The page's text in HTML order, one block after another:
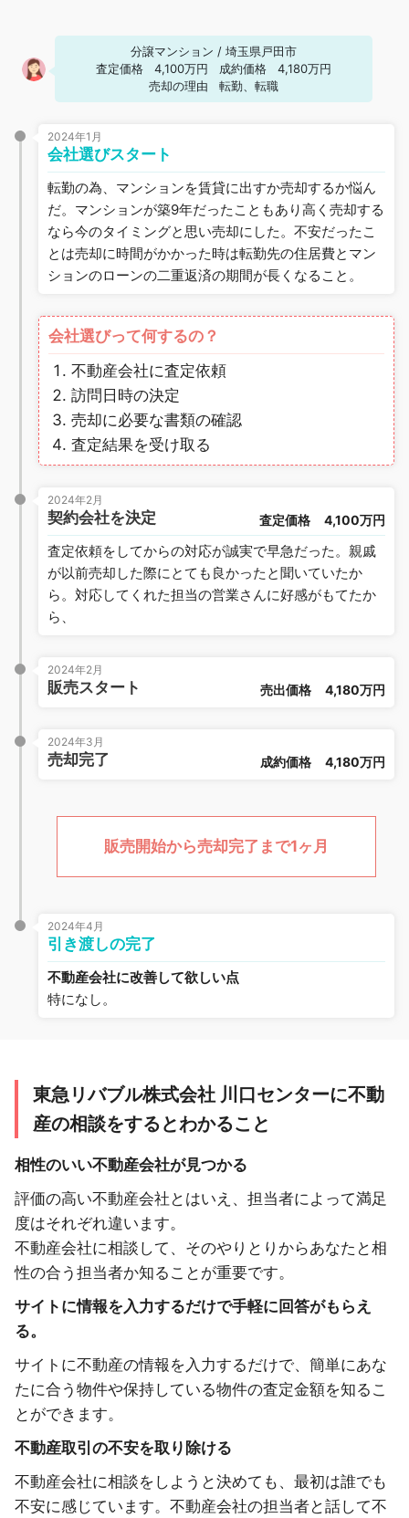
分譲マンション / 埼玉県戸田市
査定価格
4,100万円 成約価格
4,180万円
売却の理由
転勤、転職
2024年1月
会社選びスタート
転勤の為、マンションを賃貸に出すか売却するか悩ん
だ。マンションが築9年だったこともあり高く売却する
なら今のタイミングと思い売却にした。不安だったこ
とは売却に時間がかかった時は転勤先の住居費とマン
ションのローンの二重返済の期間が長くなること。
会社選びって何するの？
不動産会社に査定依頼
訪問日時の決定
売却に必要な書類の確認
査定結果を受け取る
2024年2月
契約会社を決定 査定価格 4,100万円
査定依頼をしてからの対応が誠実で早急だった。親戚
が以前売却した際にとても良かったと聞いていたか
ら。対応してくれた担当の営業さんに好感がもてたか
ら、
2024年2月
販売スタート 売出価格 4,180万円
2024年3月
売却完了 成約価格 4,180万円
販売開始から売却完了まで1ヶ月
2024年4月
引き渡しの完了
不動産会社に改善して欲しい点
特になし。
東急リバブル株式会社 川口センターに不動
産の相談をするとわかること
相性のいい不動産会社が見つかる
評価の高い不動産会社とはいえ、担当者によって満足
度はそれぞれ違います。
不動産会社に相談して、そのやりとりからあなたと相
性の合う担当者か知ることが重要です。
サイトに情報を入力するだけで手軽に回答がもらえ
る。
サイトに不動産の情報を入力するだけで、簡単にあな
たに合う物件や保持している物件の査定金額を知るこ
とができます。
不動産取引の不安を取り除ける
不動産会社に相談をしようと決めても、最初は誰でも
不安に感じています。不動産会社の担当者と話して不